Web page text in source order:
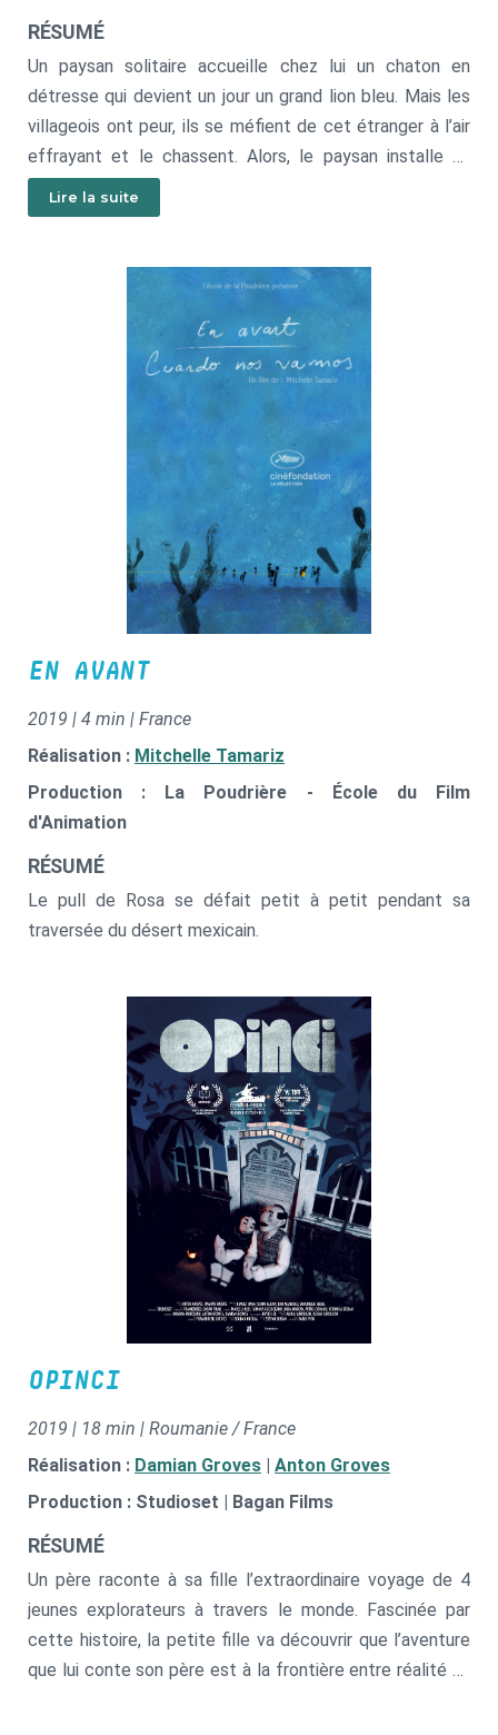
RÉSUMÉ
Un paysan solitaire accueille chez lui un chaton en
détresse qui devient un jour un grand lion bleu. Mais les
villageois ont peur, ils se méfient de cet étranger à l’air
effrayant et le chassent. Alors, le paysan installe sa
maison sur une charrette, récupère le lion et sa vache,
puis s’en va. Le paysan et ses bêtes voyagent à travers
Lire la suite
EN AVANT
2019 | 4 min | France
Réalisation : Mitchelle Tamariz
Production : La Poudrière - École du Film
d'Animation
RÉSUMÉ
Le pull de Rosa se défait petit à petit pendant sa
traversée du désert mexicain.
OPINCI
2019 | 18 min | Roumanie / France
Réalisation : Damian Groves | Anton Groves
Production : Studioset | Bagan Films
RÉSUMÉ
Un père raconte à sa fille l’extraordinaire voyage de 4
jeunes explorateurs à travers le monde. Fascinée par
cette histoire, la petite fille va découvrir que l’aventure
que lui conte son père est à la frontière entre réalité et